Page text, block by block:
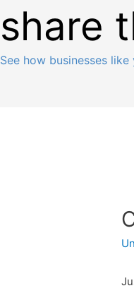
share
See how businesses